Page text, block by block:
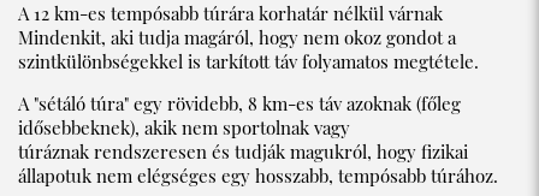
A 12 km-es tempósabb túrára korhatár nélkül várnak
Mindenkit, aki tudja magáról, hogy nem okoz gondot a
szintkülönbségekkel is tarkított táv folyamatos megtétele.
A "sétáló túra" egy rövidebb, 8 km-es táv azoknak (főleg
idősebbeknek), akik nem sportolnak vagy
túráznak rendszeresen és tudják magukról, hogy fizikai
állapotuk nem elégséges egy hosszabb, tempósabb túrához.